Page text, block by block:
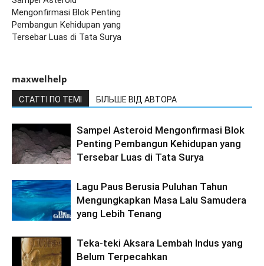
Mengonfirmasi Blok Penting
Pembangun Kehidupan yang
Tersebar Luas di Tata Surya
maxwelhelp
СТАТТІ ПО ТЕМІ БІЛЬШЕ ВІД АВТОРА
Sampel Asteroid Mengonfirmasi Blok
Penting Pembangun Kehidupan yang
Tersebar Luas di Tata Surya
Lagu Paus Berusia Puluhan Tahun
Mengungkapkan Masa Lalu Samudera
yang Lebih Tenang
Teka-teki Aksara Lembah Indus yang
Belum Terpecahkan